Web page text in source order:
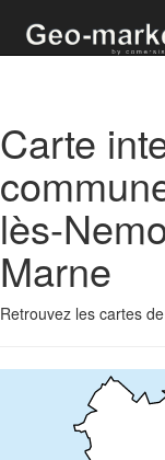
Carte
lès-
Marne
Retrouvez les cartes